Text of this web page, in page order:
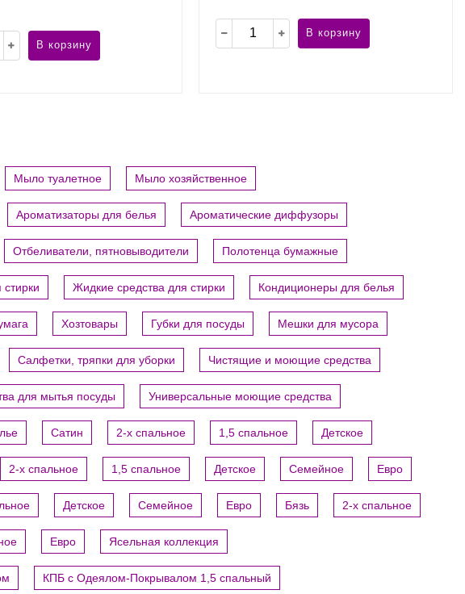
В корзину
В корзину
Мыло туалетное Мыло хозяйственное
Ароматизаторы для белья Ароматические диффузоры
Отбеливатели, пятновыводители Полотенца бумажные
Жидкие средства для стирки Кондиционеры для белья
Хозтовары Губки для посуды Мешки для мусора
Салфетки, тряпки для уборки Чистящие и моющие средства
для мытья посуды Универсальные моющие средства
Сатин 2-х спальное 1,5 спальное Детское
2-х спальное 1,5 спальное Детское Семейное Евро
Детское Семейное Евро Бязь 2-х спальное
Евро Ясельная коллекция
КПБ с Одеялом-Покрывалом 1,5 спальный